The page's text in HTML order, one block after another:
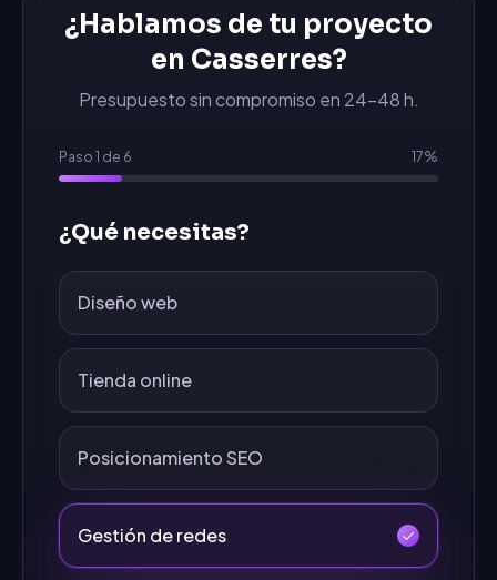
¿Hablamos de tu proyecto
en Casserres?
Presupuesto sin compromiso en 24-48 h.
Paso 1 de 6 17%
¿Qué necesitas?
Diseño web
Tienda online
Posicionamiento SEO
Gestión de redes